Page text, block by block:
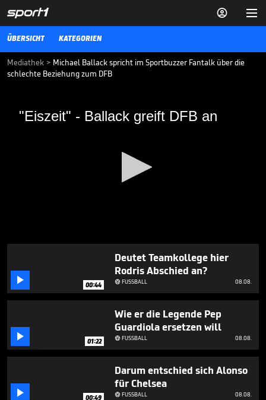


ÜBERSICHT KATEGORIEN
Mediathek > Michael Ballack spricht im Sportbuzzer Fantalk über die
schlechte Beziehung zum DFB
"Eiszeit" - Ballack greift DFB an
0
45
seconds
"Eiszeit" - Ballack greift DFB an
 00:44
Deutet Teamkollege hier
Rodris Abschied an?
FUSSBALL 08.08.
 01:22
Wie er die Legende Pep
Guardiola ersetzen will
FUSSBALL 08.08.
 00:49
Darum entschied sich Alonso
für Chelsea
FUSSBALL 08.08.